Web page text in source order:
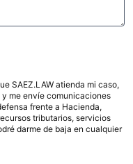
SAEZ.LAW atienda mi caso,
me envíe comunicaciones
frente a Hacienda,
tributarios, servicios
darme de baja en cualquier